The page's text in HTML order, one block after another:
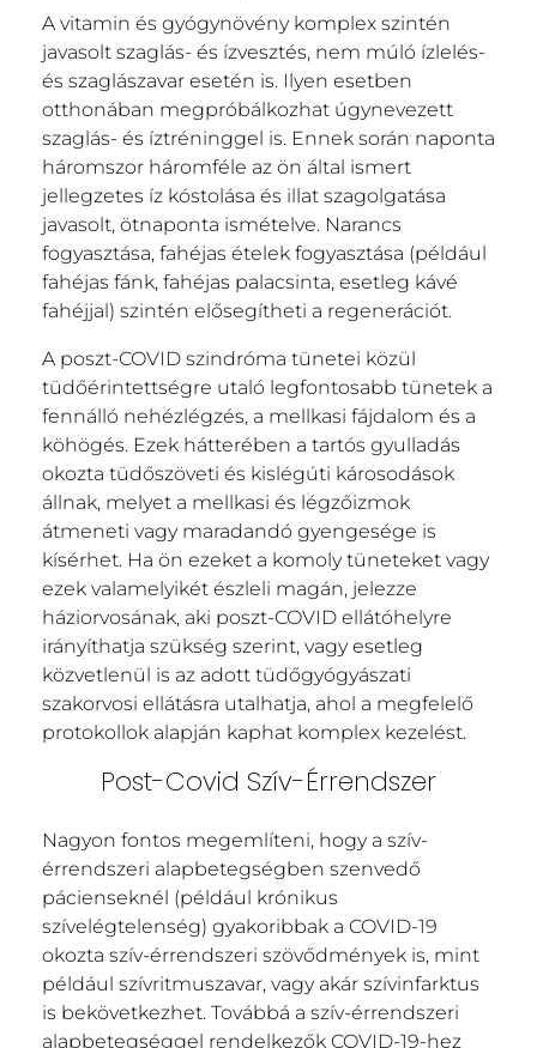
A vitamin és gyógynövény komplex szintén
javasolt szaglás- és ízvesztés, nem múló ízlelés-
és szaglászavar esetén is. Ilyen esetben
otthonában megpróbálkozhat úgynevezett
szaglás- és íztréninggel is. Ennek során naponta
háromszor háromféle az ön által ismert
jellegzetes íz kóstolása és illat szagolgatása
javasolt, ötnaponta ismételve. Narancs
fogyasztása, fahéjas ételek fogyasztása (például
fahéjas fánk, fahéjas palacsinta, esetleg kávé
fahéjjal) szintén elősegítheti a regenerációt.
A poszt-COVID szindróma tünetei közül
tüdőérintettségre utaló legfontosabb tünetek a
fennálló nehézlégzés, a mellkasi fájdalom és a
köhögés. Ezek hátterében a tartós gyulladás
okozta tüdőszöveti és kislégúti károsodások
állnak, melyet a mellkasi és légzőizmok
átmeneti vagy maradandó gyengesége is
kísérhet. Ha ön ezeket a komoly tüneteket vagy
ezek valamelyikét észleli magán, jelezze
háziorvosának, aki poszt-COVID ellátóhelyre
irányíthatja szükség szerint, vagy esetleg
közvetlenül is az adott tüdőgyógyászati
szakorvosi ellátásra utalhatja, ahol a megfelelő
protokollok alapján kaphat komplex kezelést.
Post-Covid Szív-Érrendszer
Nagyon fontos megemlíteni, hogy a szív-
érrendszeri alapbetegségben szenvedő
pácienseknél (például krónikus
szívelégtelenség) gyakoribbak a COVID-19
okozta szív-érrendszeri szövődmények is, mint
például szívritmuszavar, vagy akár szívinfarktus
is bekövetkezhet. Továbbá a szív-érrendszeri
alapbetegséggel rendelkezők COVID-19-hez